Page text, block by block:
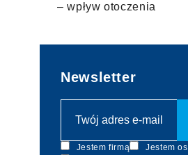
– wpływ otoczenia
Newsletter
Jestem firmą
Jestem